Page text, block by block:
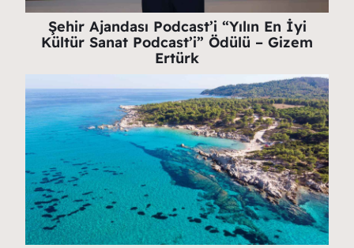
Şehir Ajandası Podcast’i “Yılın En İyi
Kültür Sanat Podcast’i” Ödülü – Gizem
Ertürk